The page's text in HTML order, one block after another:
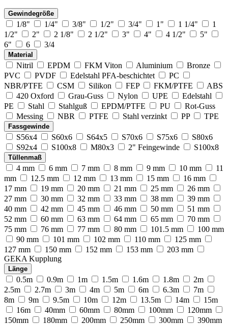
Gewindegröße
1/8" 1/4" 3/8" 1/2" 3/4" 1" 1 1/4"
1
1/2"
2" 2 1/8" 2 1/2" 3" 4" 4 1/2"
5"
6"
6 3/4
Material
Nitril EPDM FKM Viton Aluminium
Bronze
PVC
PVDF Edelstahl PFA-beschichtet
PC
NBR/PTFE
CSM Silikon FEP FKM/PTFE
ABS
420 Oxford
Grau-Guss Nylon UPE
Edelstahl
PE
Stahl Stahlguß EPDM/PTFE PU
Rot-Guss
Messing
NBR PTFE Stahl verzinkt PP TPE
Fassgewinde
S56x4 S60x6 S64x5 S70x6 S75x6
S80x6
S92x4
S100x8 M80x3 2" Feingewinde S100x8
Tüllenmaß
4 mm 6 mm 7 mm 8 mm 9 mm 10 mm
11
mm
12.5 mm 12 mm 13 mm 15 mm
16 mm
17 mm
19 mm 20 mm 21 mm 25 mm
26 mm
27 mm
30 mm 32 mm 33 mm 38 mm
39 mm
40 mm
42 mm 45 mm 46 mm 50 mm
51 mm
52 mm
60 mm 63 mm 64 mm 65 mm
70 mm
75 mm
76 mm 77 mm 80 mm 101.5 mm
100 mm
90 mm
101 mm 102 mm 110 mm
125 mm
127 mm
150 mm 152 mm 153 mm
203 mm
GEKA Kupplung
Länge
0.5m 0.9m 1m 1.5m 1.6m 1.8m
2m
2.5m
2.7m 3m 4m 5m 6m 6.3m
7m
8m
9m 9.5m 10m 12m 13.5m 14m
15m
16m
40mm 60mm 80mm 100mm
120mm
150mm
180mm 200mm 250mm 300mm
390mm